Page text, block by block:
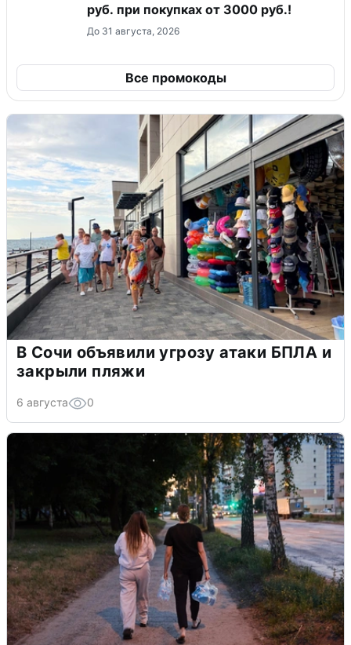
руб. при покупках от 3000 руб.!
До 31 августа, 2026
Все промокоды
В Сочи объявили угрозу атаки БПЛА и
закрыли пляжи
6 августа 0